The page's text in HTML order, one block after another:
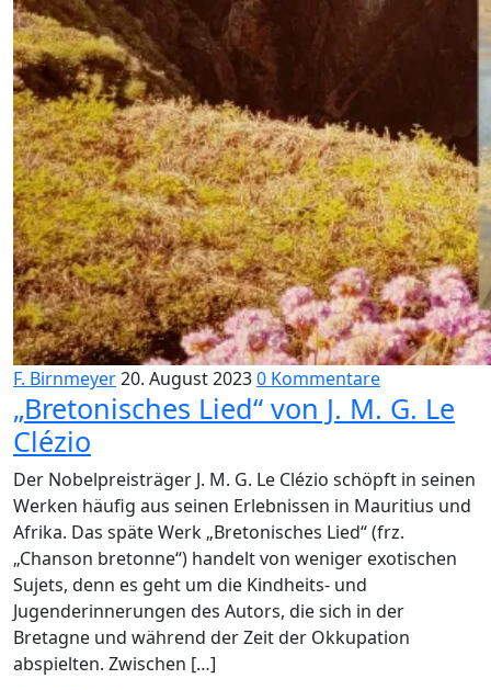
F. Birnmeyer20. August 20230 Kommentare
„Bretonisches Lied“ von J. M. G. Le
Clézio
Der Nobelpreisträger J. M. G. Le Clézio schöpft in seinen
Werken häufig aus seinen Erlebnissen in Mauritius und
Afrika. Das späte Werk „Bretonisches Lied“ (frz.
„Chanson bretonne“) handelt von weniger exotischen
Sujets, denn es geht um die Kindheits- und
Jugenderinnerungen des Autors, die sich in der
Bretagne und während der Zeit der Okkupation
abspielten. Zwischen […]